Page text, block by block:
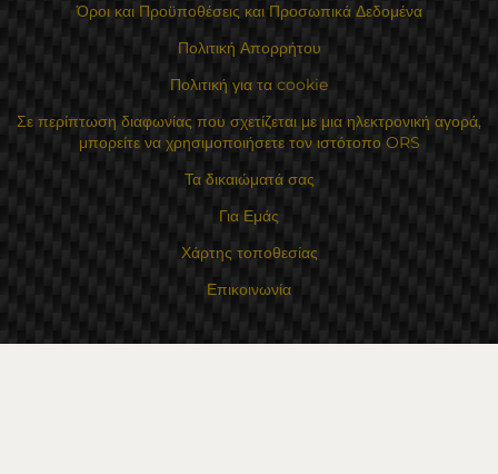
Όροι και Προϋποθέσεις και Προσωπικά Δεδομένα
Πολιτική Απορρήτου
Πολιτική για τα cookie
Σε περίπτωση διαφωνίας που σχετίζεται με μια ηλεκτρονική αγορά,
μπορείτε να χρησιμοποιήσετε τον ιστότοπο ORS
Τα δικαιώματά σας
Για Εμάς
Χάρτης τοποθεσίας
Επικοινωνία